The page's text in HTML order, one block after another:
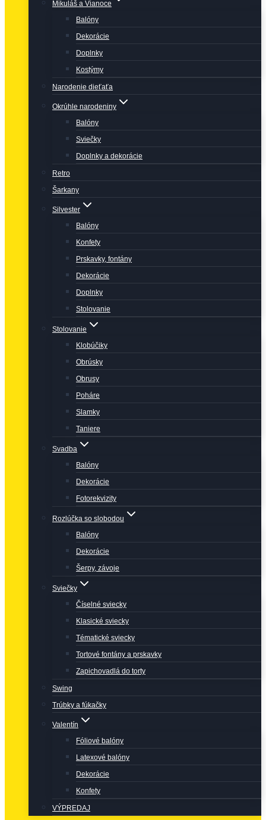
Mikuláš a Vianoce
Balóny
Dekorácie
Doplnky
Kostýmy
Narodenie dieťaťa
Okrúhle narodeniny
Balóny
Sviečky
Doplnky a dekorácie
Retro
Šarkany
Silvester
Balóny
Konfety
Prskavky, fontány
Dekorácie
Doplnky
Stolovanie
Stolovanie
Klobúčiky
Obrúsky
Obrusy
Poháre
Slamky
Taniere
Svadba
Balóny
Dekorácie
Fotorekvizity
Rozlúčka so slobodou
Balóny
Dekorácie
Šerpy, závoje
Sviečky
Číselné sviecky
Klasické sviecky
Tématické sviecky
Tortové fontány a prskavky
Zapichovadlá do torty
Swing
Trúbky a fúkačky
Valentín
Fóliové balóny
Latexové balóny
Dekorácie
Konfety
VÝPREDAJ